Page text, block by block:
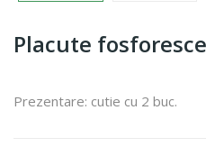
Placute
Prezentare: cutie cu 2 buc.